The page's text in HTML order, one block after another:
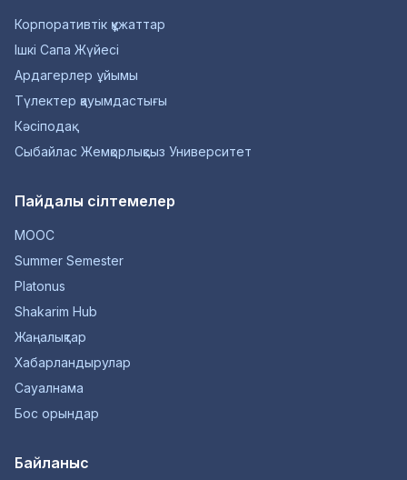
Корпоративтік құжаттар
Ішкі Сапа Жүйесі
Ардагерлер ұйымы
Түлектер қауымдастығы
Кәсіподақ
Сыбайлас Жемқорлықсыз Университет
Пайдалы сілтемелер
MOOC
Summer Semester
Platonus
Shakarim Hub
Жаңалықтар
Хабарландырулар
Сауалнама
Бос орындар
Байланыс